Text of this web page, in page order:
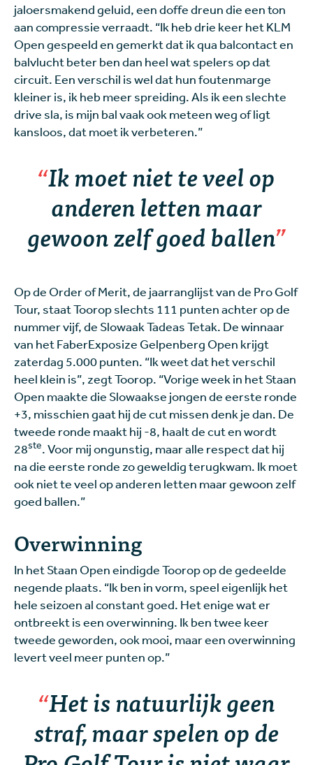
jaloersmakend geluid, een doffe dreun die een ton
aan compressie verraadt. “Ik heb drie keer het KLM
Open gespeeld en gemerkt dat ik qua balcontact en
balvlucht beter ben dan heel wat spelers op dat
circuit. Een verschil is wel dat hun foutenmarge
kleiner is, ik heb meer spreiding. Als ik een slechte
drive sla, is mijn bal vaak ook meteen weg of ligt
kansloos, dat moet ik verbeteren.”
Ik moet niet te veel op
anderen letten maar
gewoon zelf goed ballen
Op de Order of Merit, de jaarranglijst van de Pro Golf
Tour, staat Toorop slechts 111 punten achter op de
nummer vijf, de Slowaak Tadeas Tetak. De winnaar
van het FaberExposize Gelpenberg Open krijgt
zaterdag 5.000 punten. “Ik weet dat het verschil
heel klein is”, zegt Toorop. “Vorige week in het Staan
Open maakte die Slowaakse jongen de eerste ronde
+3, misschien gaat hij de cut missen denk je dan. De
tweede ronde maakt hij -8, haalt de cut en wordt
28ste. Voor mij ongunstig, maar alle respect dat hij
na die eerste ronde zo geweldig terugkwam. Ik moet
ook niet te veel op anderen letten maar gewoon zelf
goed ballen.”
Overwinning
In het Staan Open eindigde Toorop op de gedeelde
negende plaats. “Ik ben in vorm, speel eigenlijk het
hele seizoen al constant goed. Het enige wat er
ontbreekt is een overwinning. Ik ben twee keer
tweede geworden, ook mooi, maar een overwinning
levert veel meer punten op.”
Het is natuurlijk geen
straf, maar spelen op de